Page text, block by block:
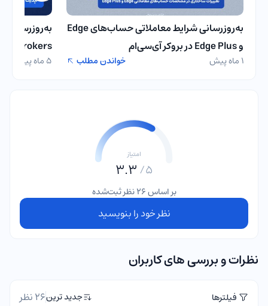
به‌روزرسانی شرایط معاملاتی حساب‌های Edge
و Edge Plus در بروکر آی‌سی‌ام
1 ماه پیش خواندن مطلب
Brokers
5 ماه پیش
امتیاز
5/
بر اساس 26 نظر ثبت‌شده
نظر خود را بنویسید
نظرات و بررسی های کاربران
فیلترها جدید ترین26 نظر